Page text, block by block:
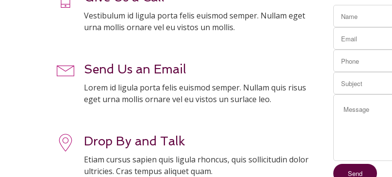
Vestibulum id ligula porta felis euismod semper. Nullam eget
urna mollis ornare vel eu vistos un mollis.
Send Us an Email
Lorem id ligula porta felis euismod semper. Nullam quis risus
eget urna mollis ornare vel eu vistos un surlace leo.
Drop By and Talk
Etiam cursus sapien quis ligula rhoncus, quis sollicitudin dolor
ultricies. Cras tempus aliquet quam.